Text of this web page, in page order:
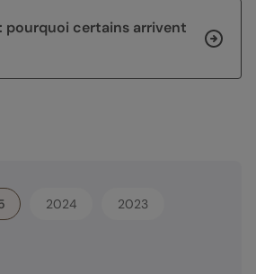
pourquoi certains arrivent
2024 2023